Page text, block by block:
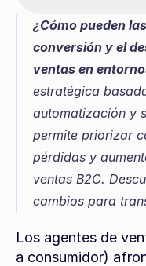
¿Cómo pueden
conversión y el
ventas en
estratégica
automatización y
permite priorizar
pérdidas y
ventas B2C.
cambios para
Los agentes de
a consumidor)